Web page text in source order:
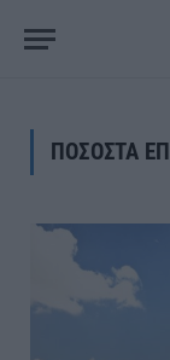
ΠΟΣΟΣΤΑ